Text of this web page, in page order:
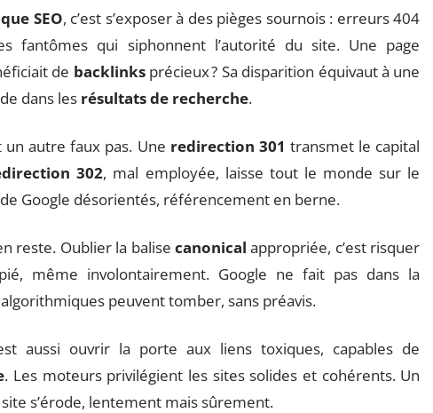
SEO, c’est s’exposer à des pièges sournois : erreurs 404
fantômes qui siphonnent l’autorité du site. Une page
de backlinksprécieux ? Sa disparition équivaut à une
dans les résultats de recherche.
autre faux pas. Une redirection 301 transmet le capital
302, mal employée, laisse tout le monde sur le
Google désorientés, référencement en berne.
reste. Oublier la balise canonical appropriée, c’est risquer
même involontairement. Google ne fait pas dans la
peuvent tomber, sans préavis.
aussi ouvrir la porte aux liens toxiques, capables de
. Les moteurs privilégient les sites solides et cohérents. Un
s’érode, lentement mais sûrement.